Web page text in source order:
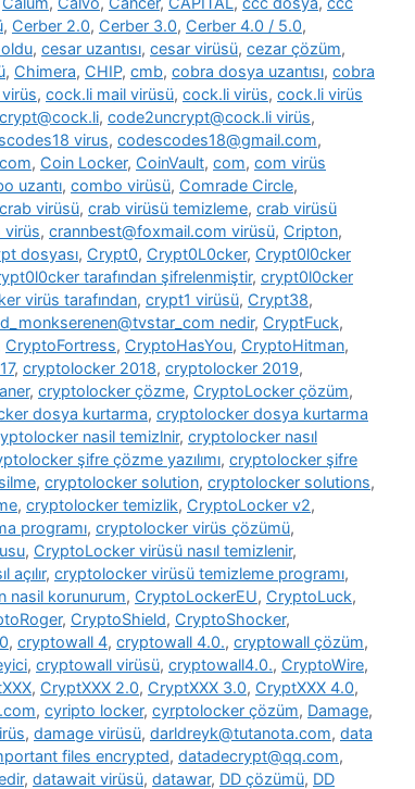
, Cerber 2.0, Cerber 3.0, Cerber 4.0 / 5.0,
, cesar uzantısı, cesar virüsü, cezar çözüm,
, Chimera, CHIP, cmb, cobra dosya uzantısı, cobra
, cock.li mail virüsü, cock.li virüs, cock.li virüs
, code2uncrypt@cock.li virüs,
virus, codescodes18@gmail.com,
, Coin Locker, CoinVault, com, com virüs
uzantı, combo virüsü, Comrade Circle,
crab virüsü, crab virüsü temizleme, crab virüsü
virüs, crannbest@foxmail.com virüsü, Cripton,
dosyası, Crypt0, Crypt0L0cker, Crypt0l0cker
tarafından şifrelenmiştir, crypt0l0cker
virüs tarafından, crypt1 virüsü, Crypt38,
nedir, CryptFuck,
CryptoFortress, CryptoHasYou, CryptoHitman,
, cryptolocker 2018, cryptolocker 2019,
, cryptolocker çözme, CryptoLocker çözüm,
dosya kurtarma, cryptolocker dosya kurtarma
nasil temizlnir, cryptolocker nasıl
şifre çözme yazılımı, cryptolocker şifre
, cryptolocker solution, cryptolocker solutions,
, cryptolocker temizlik, CryptoLocker v2,
programı, cryptolocker virüs çözümü,
, CryptoLocker virüsü nasıl temizlenir,
, cryptolocker virüsü temizleme programı,
nasil korunurum, CryptoLockerEU, CryptoLuck,
, CryptoShield, CryptoShocker,
, cryptowall 4, cryptowall 4.0., cryptowall çözüm,
, cryptowall virüsü, cryptowall4.0., CryptoWire,
, CryptXXX 2.0, CryptXXX 3.0, CryptXXX 4.0,
, cyripto locker, cyrptolocker çözüm, Damage,
, damage virüsü, darldreyk@tutanota.com, data
files encrypted, datadecrypt@qq.com,
, datawait virüsü, datawar, DD çözümü, DD